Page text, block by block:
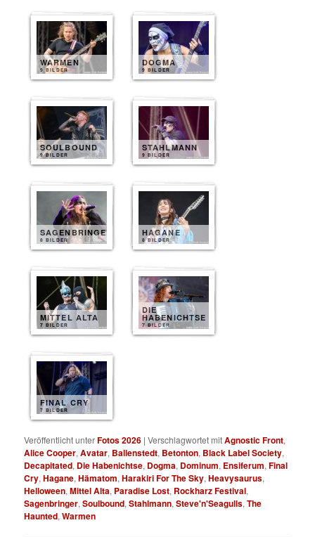
WARMEN
9 BILDER
DOGMA
9 BILDER
SOULBOUND
9 BILDER
STAHLMANN
9 BILDER
SAGENBRINGER
8 BILDER
HAGANE
8 BILDER
MITTEL ALTA
7 BILDER
DIE
HABENICHTSE
7 BILDER
FINAL CRY
7 BILDER
Veröffentlicht unterFotos 2026 |Verschlagwortet mitAgnostic Front,
Alice Cooper,Avatar, Ballenstedt, Betonton, Black Label Society,
Decapitated, Die Habenichtse, Dogma, Dominum, Ensiferum,Final
Cry,Hagane,Hämatom,Harakiri For The Sky,Heavysaurus,
Helloween,Mittel Alta, Paradise Lost, Rockharz Festival,
Sagenbringer,Soulbound,Stahlmann,Steve'n'Seagulls,The
Haunted,Warmen